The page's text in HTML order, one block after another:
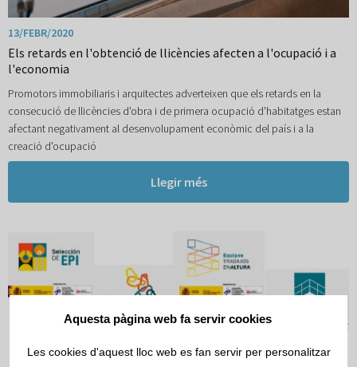
13/FEBR/2020
Els retards en l'obtenció de llicències afecten a l'ocupació i a
l'economia
Promotors immobiliaris i arquitectes adverteixen que els retards en la
consecució de llicències d'obra i de primera ocupació d'habitatges estan
afectant negativament al desenvolupament econòmic del país i a la
creació d'ocupació
Llegir més
Aquesta pàgina web fa servir cookies
Les cookies d'aquest lloc web es fan servir per personalitzar